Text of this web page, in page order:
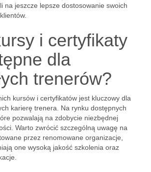
na jeszcze lepsze dostosowanie swoich
i certyfikaty
dla
trenerów?
kursów i certyfikatów jest kluczowy dla
karierę trenera. Na rynku dostępnych
pozwalają na zdobycie niezbędnej
Warto zwrócić szczególną uwagę na
przez renomowane organizacje,
one wysoką jakość szkolenia oraz